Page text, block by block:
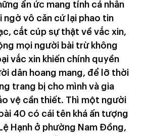
ẩn ức mang tính cá nhân
ngờ vô căn cứ lại phao tin
cắt cúp sự thật về vắc xin,
mọi người bài trừ không
vắc xin khiến chính quyền
dân hoang mang, để lỡ thời
trang bị cho mình và gia
vệ cần thiết. Thì một người
40 có cái tên khá ấn tượng
Hạnh ở phường Nam Đồng,